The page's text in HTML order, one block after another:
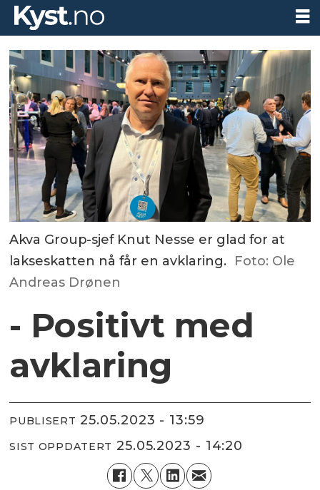
Akva Group-sjef Knut Nesse er glad for at
lakseskatten nå får en avklaring. Foto: Ole
Andreas Drønen
- Positivt med
avklaring
PUBLISERT 25.05.2023 - 13:59
SIST OPPDATERT 25.05.2023 - 14:20